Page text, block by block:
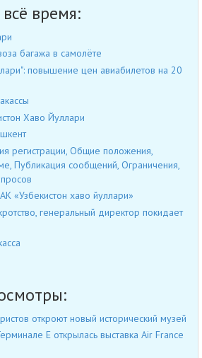
время:
багажа в самолёте
повышение цен авиабилетов на 20
Хаво Йуллари
регистрации, Общие положения,
Публикация сообщений, Ограничения,
«Узбекистон хаво йуллари»
генеральный директор покидает
откроют новый исторический музей
Е открылась выставка Air France